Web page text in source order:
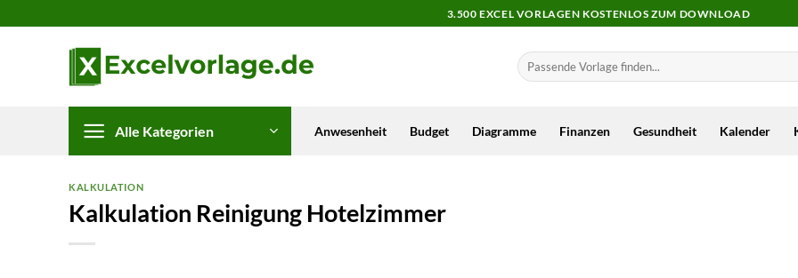
Inhalt
3.500 EXCEL VORLAGEN KOSTENLOS ZUM DOWNLOAD
Alle Kategorien Anwesenheit Budget Diagramme Finanzen Gesundheit Kalender
KALKULATION
Kalkulation Reinigung Hotelzimmer